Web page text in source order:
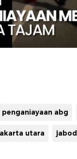
penganiayaan abg
utara